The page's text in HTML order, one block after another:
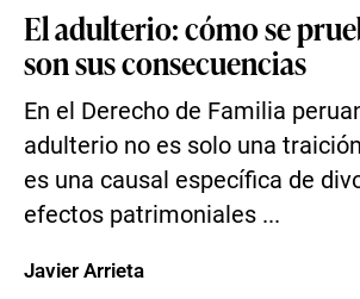
El adulterio: cómo se
son sus consecuencias
En el Derecho de Familia
adulterio no es solo una
es una causal específica de
efectos patrimoniales ...
Javier Arrieta